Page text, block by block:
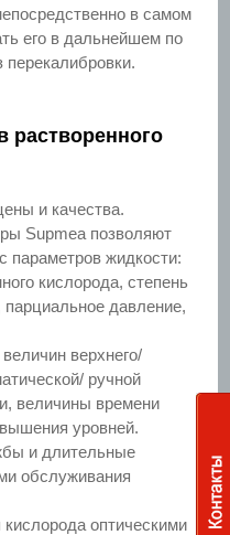
в самом
его в дальнейшем по
перекалибровки.
растворенного
и качества.
Supmea позволяют
параметров жидкости:
кислорода, степень
давление,
верхнего/
ручной
величины времени
уровней.
и длительные
обслуживания
оптическими